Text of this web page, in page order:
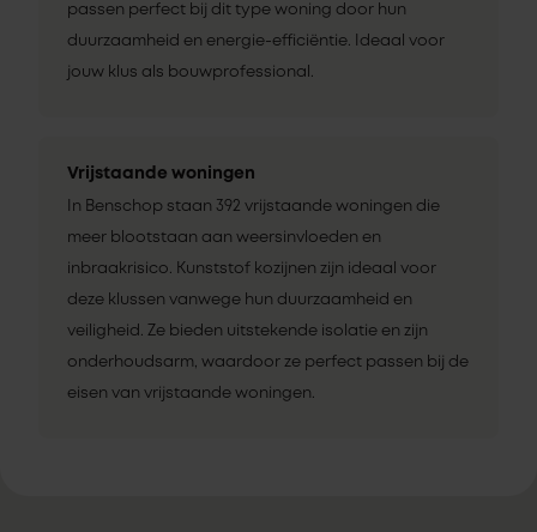
passen perfect bij dit type woning door hun
duurzaamheid en energie-efficiëntie. Ideaal voor
jouw klus als bouwprofessional.
Vrijstaande woningen
In Benschop staan 392 vrijstaande woningen die
meer blootstaan aan weersinvloeden en
inbraakrisico. Kunststof kozijnen zijn ideaal voor
deze klussen vanwege hun duurzaamheid en
veiligheid. Ze bieden uitstekende isolatie en zijn
onderhoudsarm, waardoor ze perfect passen bij de
eisen van vrijstaande woningen.